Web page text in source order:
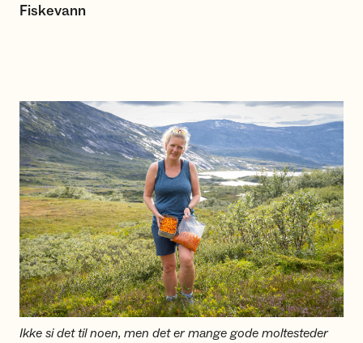
Fiskevann
Ikke si det til noen, men det er mange gode moltesteder